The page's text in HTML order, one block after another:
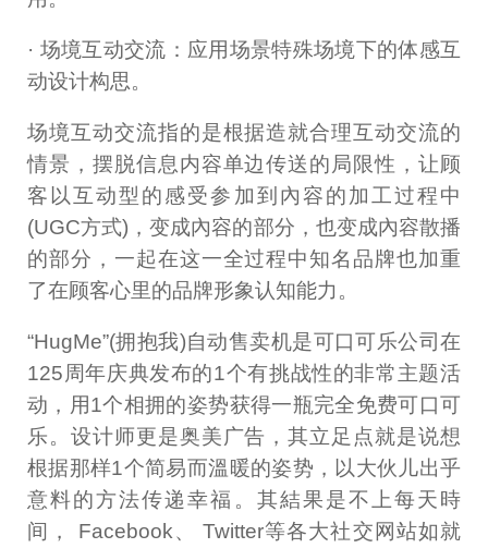
· 场境互动交流：应用场景特殊场境下的体感互
动设计构思。
场境互动交流指的是根据造就合理互动交流的
情景，摆脱信息内容单边传送的局限性，让顾
客以互动型的感受参加到內容的加工过程中
(UGC方式)，变成內容的部分，也变成內容散播
的部分，一起在这一全过程中知名品牌也加重
了在顾客心里的品牌形象认知能力。
“HugMe”(拥抱我)自动售卖机是可口可乐公司在
125周年庆典发布的1个有挑战性的非常主题活
动，用1个相拥的姿势获得一瓶完全免费可口可
乐。设计师更是奥美广告，其立足点就是说想
根据那样1个简易而溫暖的姿势，以大伙儿出乎
意料的方法传递幸福。其結果是不上每天時
间， Facebook、 Twitter等各大社交网站如就